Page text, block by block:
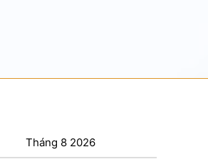
Tháng 8 2026